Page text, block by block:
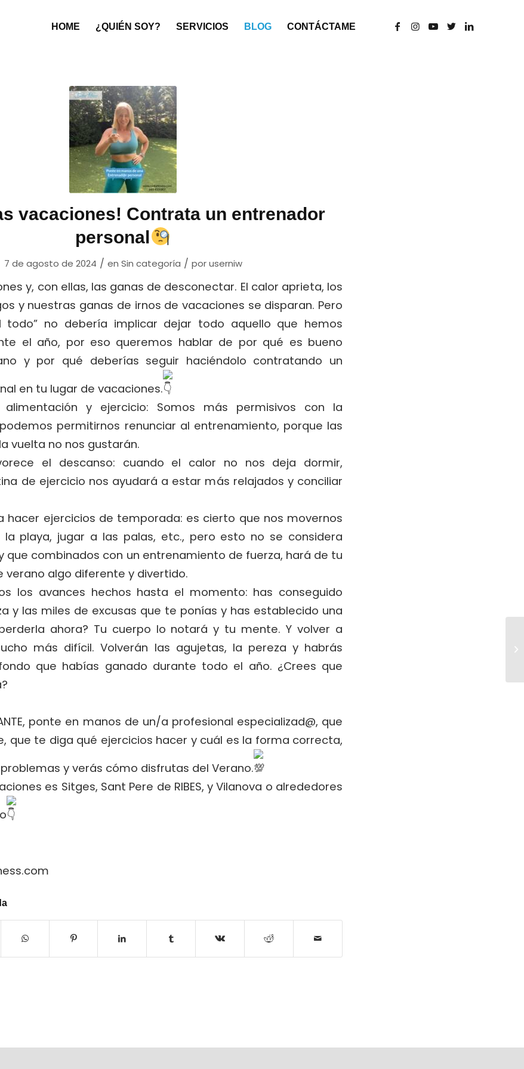
HOME ¿QUIÉN SOY? SERVICIOS BLOG CONTÁCTAME
vacaciones! Contrata un entrenador
personal
7 de agosto de 2024 / en Sin categoría / poruserniw
y, con ellas, las ganas de desconectar. El calor aprieta, los
y nuestras ganas de irnos de vacaciones se disparan. Pero
todo” no debería implicar dejar todo aquello que hemos
el año, por eso queremos hablar de por qué es bueno
y por qué deberías seguir haciéndolo contratando un
en tu lugar de vacaciones.
alimentación y ejercicio: Somos más permisivos con la
permitirnos renunciar al entrenamiento, porque las
vuelta no nos gustarán.
el descanso: cuando el calor no nos deja dormir,
de ejercicio nos ayudará a estar más relajados y conciliar
hacer ejercicios de temporada: es cierto que nos movernos
la playa, jugar a las palas, etc., pero esto no se considera
que combinados con un entrenamiento de fuerza, hará de tu
verano algo diferente y divertido.
los avances hechos hasta el momento: has conseguido
y las miles de excusas que te ponías y has establecido una
ahora? Tu cuerpo lo notará y tu mente. Y volver a
más difícil. Volverán las agujetas, la pereza y habrás
que habías ganado durante todo el año. ¿Crees que
ponte en manos de un/a profesional especializad@, que
que te diga qué ejercicios hacer y cuál es la forma correcta,
y verás cómo disfrutas del Verano.
es Sitges, Sant Pere de RIBES, y Vilanova o alrededores